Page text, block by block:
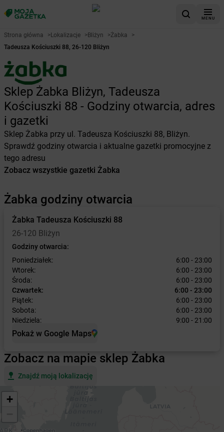
MENU
Strona główna >Lokalizacje >Bliżyn >Żabka
>
Tadeusza Kościuszki 88, 26-120 Bliżyn
Sklep Żabka Bliżyn, Tadeusza
Kościuszki 88 - Godziny otwarcia, adres
i gazetki
Sklep Żabka przy ul. Tadeusza Kościuszki 88, Bliżyn.
Sprawdź godziny otwarcia i aktualne gazetki promocyjne z
tego adresu
Zobacz wszystkie gazetki Żabka
Żabka godziny otwarcia
Żabka Tadeusza Kościuszki 88
26-120 Bliżyn
Godziny otwarcia:
Poniedziałek:
6:00 - 23:00
Wtorek:
6:00 - 23:00
Środa:
6:00 - 23:00
Czwartek:
6:00 - 23:00
Piątek:
6:00 - 23:00
Sobota:
6:00 - 23:00
Niedziela:
9:00 - 21:00
Pokaż w Google Maps
Zobacz na mapie sklep Żabka
Znajdź moją lokalizację
+